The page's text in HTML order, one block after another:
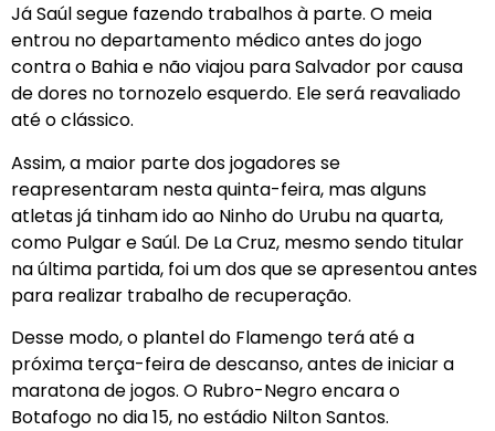
Já Saúl segue fazendo trabalhos à parte. O meia
entrou no departamento médico antes do jogo
contra o Bahia e não viajou para Salvador por causa
de dores no tornozelo esquerdo. Ele será reavaliado
até o clássico.
Assim, a maior parte dos jogadores se
reapresentaram nesta quinta-feira, mas alguns
atletas já tinham ido ao Ninho do Urubu na quarta,
como Pulgar e Saúl. De La Cruz, mesmo sendo titular
na última partida, foi um dos que se apresentou antes
para realizar trabalho de recuperação.
Desse modo, o plantel do Flamengo terá até a
próxima terça-feira de descanso, antes de iniciar a
maratona de jogos. O Rubro-Negro encara o
Botafogo no dia 15, no estádio Nilton Santos.